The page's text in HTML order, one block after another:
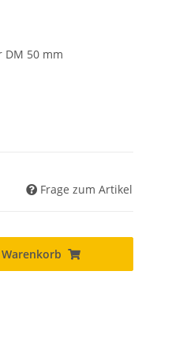
DM 50 mm
Frage zum Artikel